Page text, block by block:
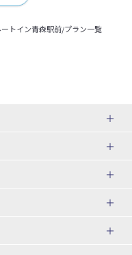
トイン青森駅前/プラン一覧